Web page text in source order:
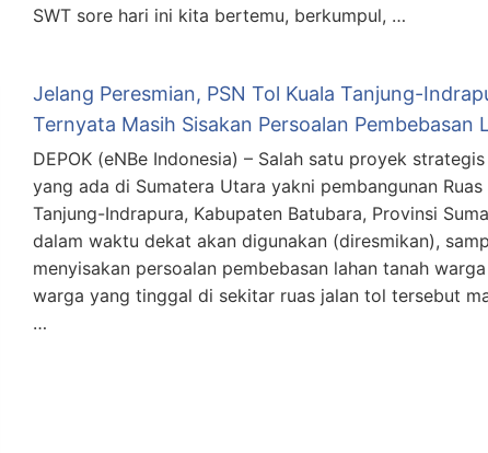
SWT sore hari ini kita bertemu, berkumpul, …
Jelang Peresmian, PSN Tol Kuala Tanjung-
Ternyata Masih Sisakan Persoalan Pembebasan
DEPOK (eNBe Indonesia) – Salah satu proyek
yang ada di Sumatera Utara yakni pembangunan Ruas
Tanjung-Indrapura, Kabupaten Batubara, Provinsi
dalam waktu dekat akan digunakan (diresmikan),
menyisakan persoalan pembebasan lahan tanah
warga yang tinggal di sekitar ruas jalan tol tersebut
…